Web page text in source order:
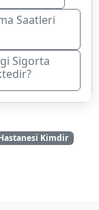
Saatleri
Sigorta
Kimdir